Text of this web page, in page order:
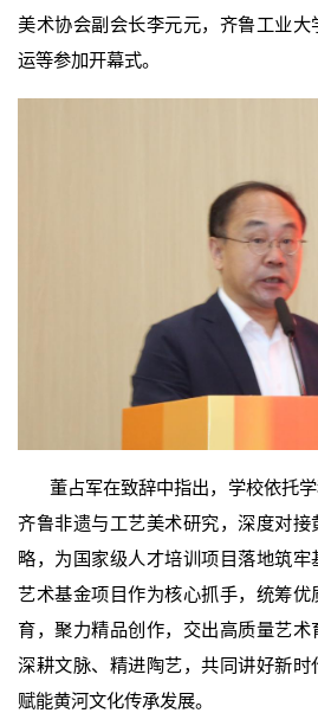
美术协会副会长李元元，齐鲁工业
运等参加开幕式。
董占军在致辞中指出，学校依托
齐鲁非遗与工艺美术研究，深度对
略，为国家级人才培训项目落地筑
艺术基金项目作为核心抓手，统筹
育，聚力精品创作，交出高质量艺术
深耕文脉、精进陶艺，共同讲好新
赋能黄河文化传承发展。